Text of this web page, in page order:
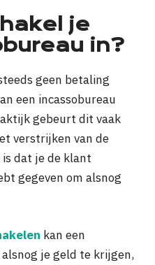
je
in?
geen betaling
een incassobureau
gebeurt dit vaak
verstrijken van de
dat je de klant
gegeven om alsnog
kan een
je geld te krijgen,